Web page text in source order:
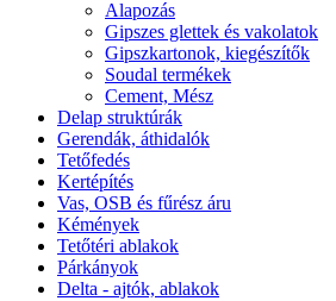
Alapozás
Gipszes glettek és vakolatok
Gipszkartonok, kiegészítők
Soudal termékek
Cement, Mész
Delap struktúrák
Gerendák, áthidalók
Tetőfedés
Kertépítés
Vas, OSB és fűrész áru
Kémények
Tetőtéri ablakok
Párkányok
Delta - ajtók, ablakok